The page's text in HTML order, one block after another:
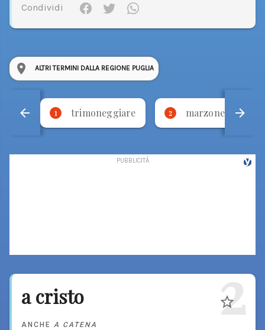
Condividi
ALTRI TERMINI DALLA REGIONE PUGLIA
1 trimoneggiare 2 marzone
a cristo
ANCHE A CATENA 2